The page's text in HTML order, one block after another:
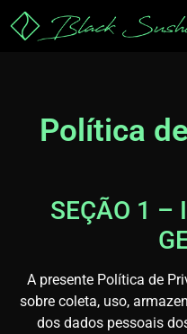
Política
SEÇÃO 1 –
A presente Política de
sobre coleta, uso,
dos dados pessoais